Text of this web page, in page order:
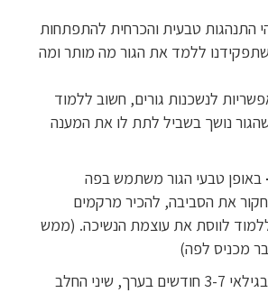
התנהגות טבעית והכרחית להתפתחות
ללמד את הגור מה מותר ומה
לנשכנות גורים, חשוב ללמוד
נושך בשביל לתת לו את המענה
באופן טבעי הגור משתמש בפה
את הסביבה, להכיר מרקמים
לווסת את עוצמת הנשיכה. (ממש
מכניס לפה)
בגילאי 3-7 חודשים בערך, שיני החלב